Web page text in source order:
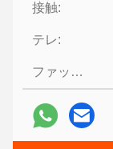
接触:
テレ:
ファックス: